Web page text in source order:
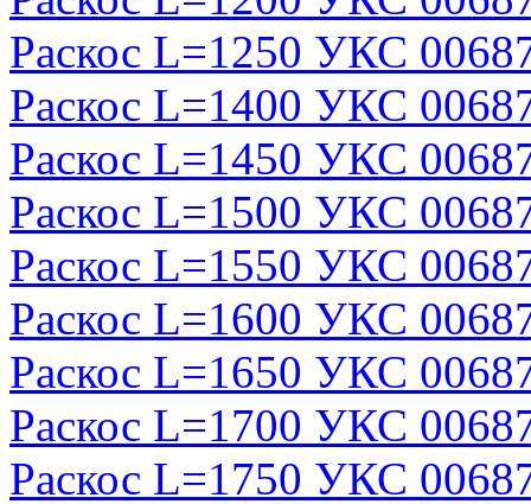
Раскос L=1250 УКС
Раскос L=1400 УКС
Раскос L=1450 УКС
Раскос L=1500 УКС
Раскос L=1550 УКС
Раскос L=1600 УКС
Раскос L=1650 УКС
Раскос L=1700 УКС
Раскос L=1750 УКС